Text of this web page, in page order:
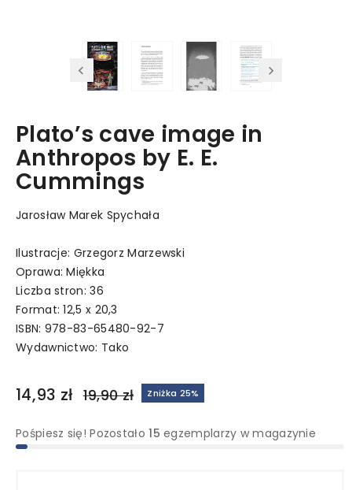
Plato’s cave image in
Anthropos by E. E.
Cummings
Jarosław Marek Spychała
Ilustracje: Grzegorz Marzewski
Oprawa: Miękka
Liczba stron: 36
Format: 12,5 x 20,3
ISBN: 978-83-65480-92-7
Wydawnictwo: Tako
14,93 zł 19,90 zł Zniżka 25%
Pośpiesz się! Pozostało15egzemplarzy w magazynie